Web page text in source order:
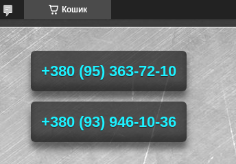
Кошик
+380 (95) 363-72-10
+380 (93) 946-10-36